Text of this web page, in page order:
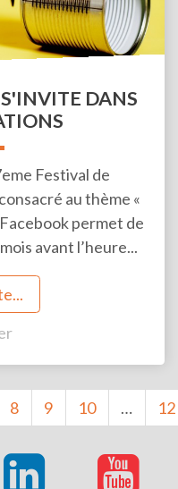
DANS
Festival de
au thème «
permet de
avant l’heure...
8 9 10 … 12